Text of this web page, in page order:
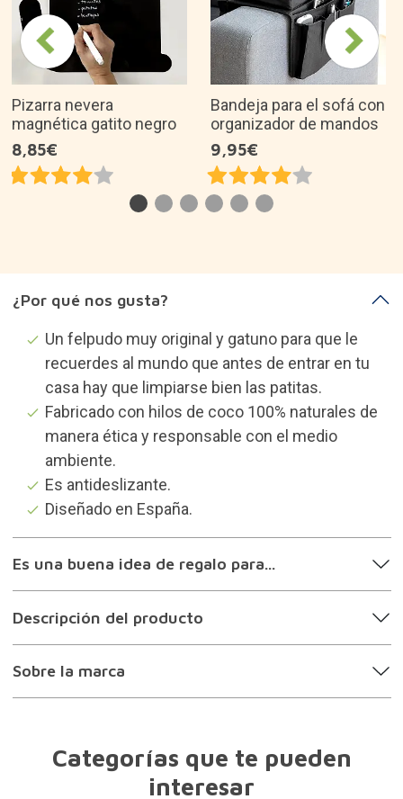
Pizarra nevera
magnética gatito negro
8,85€
Bandeja para el sofá con
organizador de mandos
9,95€
¿Por qué nos gusta?
Un felpudo muy original y gatuno para que le
recuerdes al mundo que antes de entrar en tu
casa hay que limpiarse bien las patitas.
Fabricado con hilos de coco 100% naturales de
manera ética y responsable con el medio
ambiente.
Es antideslizante.
Diseñado en España.
Es una buena idea de regalo para...
Descripción del producto
Sobre la marca
interesar